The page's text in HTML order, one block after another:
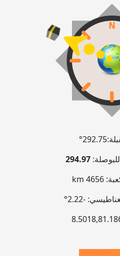
292.75°
294.97
4656 km
-2.22°
8.5018,